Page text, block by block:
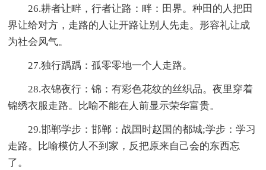
26.耕者让畔，行者让路：畔：田界。种田的人把田
界让给对方，走路的人让开路让别人先走。形容礼让成
为社会风气。
27.独行踽踽：孤零零地一个人走路。
28.衣锦夜行：锦：有彩色花纹的丝织品。夜里穿着
锦绣衣服走路。比喻不能在人前显示荣华富贵。
29.邯郸学步：邯郸：战国时赵国的都城;学步：学习
走路。比喻模仿人不到家，反把原来自己会的东西忘
了。